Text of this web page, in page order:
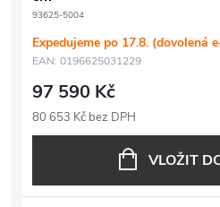
93625-5004
Expedujeme po 17.8. (dovolená
EAN: 0196625031229
97 590 Kč
80 653 Kč bez DPH
VLOŽIT